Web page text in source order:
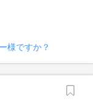
様ですか？